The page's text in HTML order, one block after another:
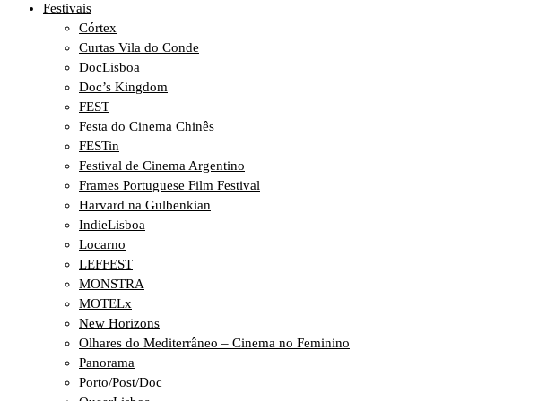
Festivais
Córtex
Curtas Vila do Conde
DocLisboa
Doc’s Kingdom
FEST
Festa do Cinema Chinês
FESTin
Festival de Cinema Argentino
Frames Portuguese Film Festival
Harvard na Gulbenkian
IndieLisboa
Locarno
LEFFEST
MONSTRA
MOTELx
New Horizons
Olhares do Mediterrâneo – Cinema no Feminino
Panorama
Porto/Post/Doc